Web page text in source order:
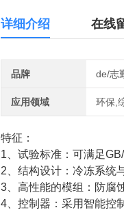
详细介绍 在线
品牌 de/志
应用领域 环保,
特
1、试验标准：可满足
2、结构设计：冷冻系统
3、高性能的模组：防腐
4、控制器：采用智能控